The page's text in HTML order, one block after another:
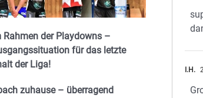
der Playdowns –
für das letzte
der Liga!
zuhause – überragend
I.H.